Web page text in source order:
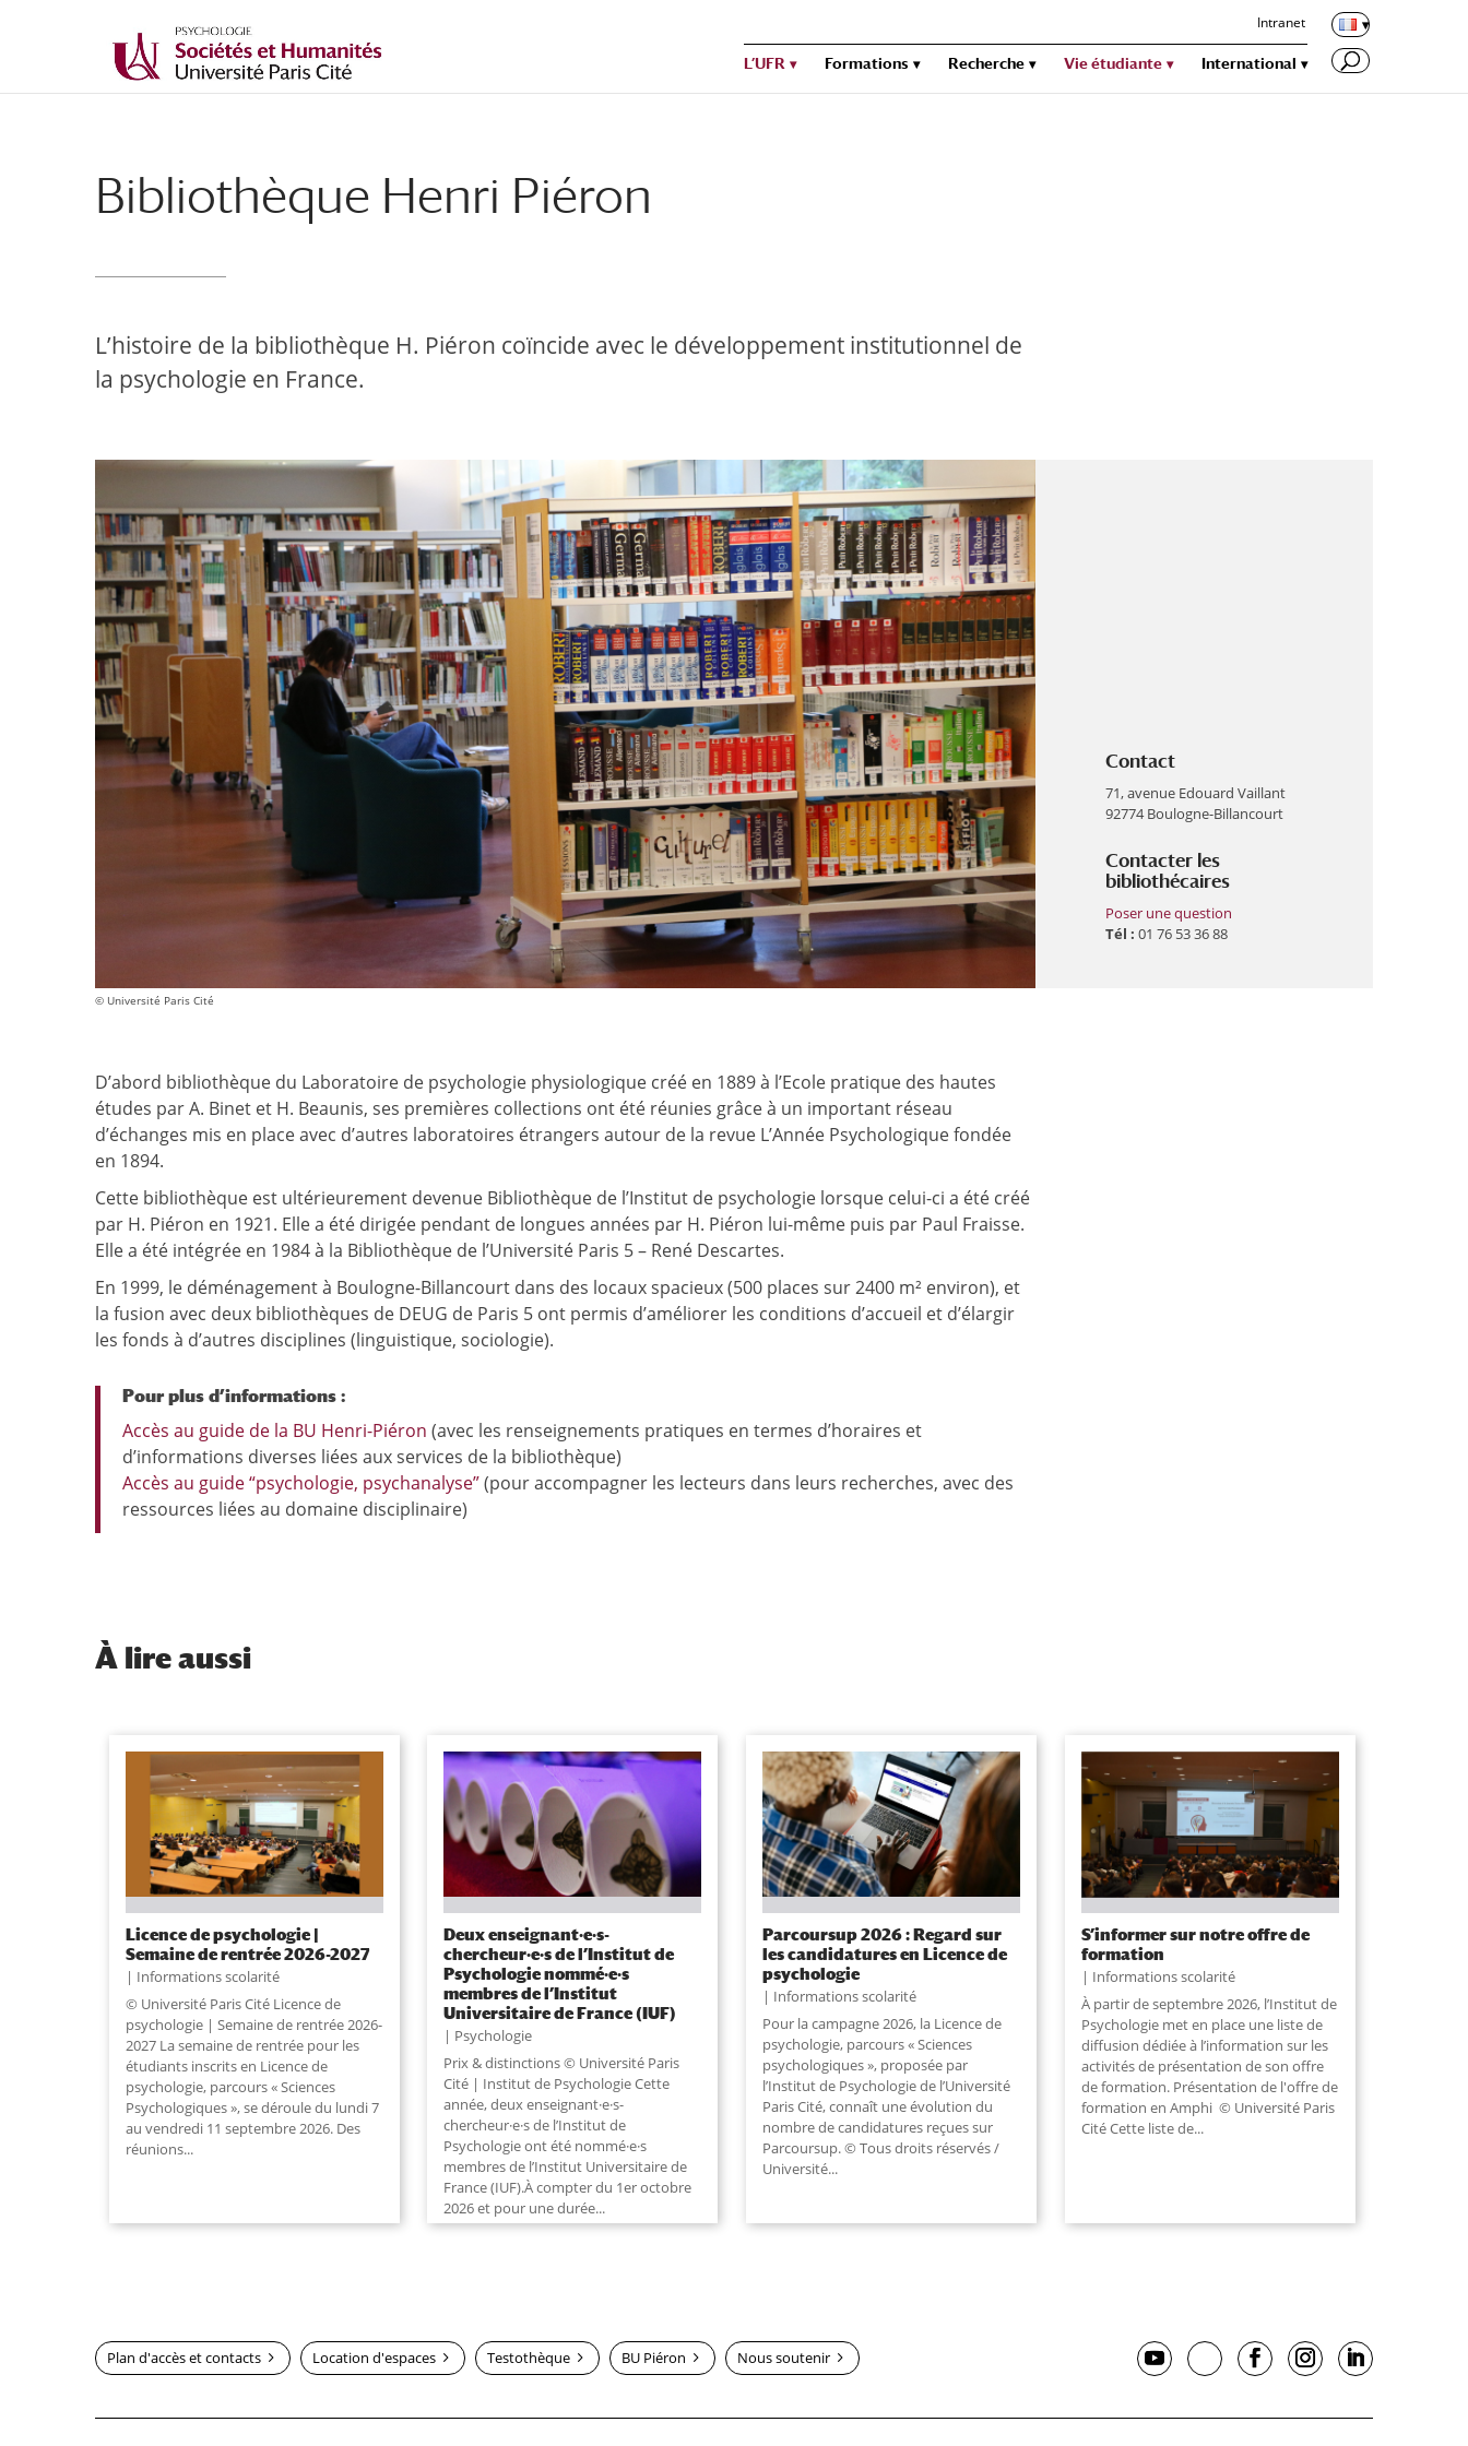
Intranet
L’UFR Formations Recherche Vie étudiante International
Bibliothèque Henri Piéron
L’histoire de la bibliothèque H. Piéron coïncide avec le développement institutionnel de
la psychologie en France.
Contact
71, avenue Edouard Vaillant
92774 Boulogne-Billancourt
Contacter les
bibliothécaires
Poser une question
Tél : 01 76 53 36 88
© Université Paris Cité
D’abord bibliothèque du Laboratoire de psychologie physiologique créé en 1889 à l’Ecole pratique des hautes
études par A. Binet et H. Beaunis, ses premières collections ont été réunies grâce à un important réseau
d’échanges mis en place avec d’autres laboratoires étrangers autour de la revue L’Année Psychologique fondée
en 1894.
Cette bibliothèque est ultérieurement devenue Bibliothèque de l’Institut de psychologie lorsque celui-ci a été créé
par H. Piéron en 1921. Elle a été dirigée pendant de longues années par H. Piéron lui-même puis par Paul Fraisse.
Elle a été intégrée en 1984 à la Bibliothèque de l’Université Paris 5 – René Descartes.
En 1999, le déménagement à Boulogne-Billancourt dans des locaux spacieux (500 places sur 2400 m² environ), et
la fusion avec deux bibliothèques de DEUG de Paris 5 ont permis d’améliorer les conditions d’accueil et d’élargir
les fonds à d’autres disciplines (linguistique, sociologie).
Pour plus d’informations :
Accès au guide de la BU Henri-Piéron (avec les renseignements pratiques en termes d’horaires et
d’informations diverses liées aux services de la bibliothèque)
Accès au guide “psychologie, psychanalyse”(pour accompagner les lecteurs dans leurs recherches, avec des
ressources liées au domaine disciplinaire)
À lire aussi
Licence de psychologie |
Semaine de rentrée 2026-2027
Informations scolarité
© Université Paris Cité Licence de
psychologie | Semaine de rentrée 2026-
2027 La semaine de rentrée pour les
étudiants inscrits en Licence de
psychologie, parcours « Sciences
Psychologiques », se déroule du lundi 7
au vendredi 11 septembre 2026. Des
réunions...
Deux enseignant·e·s-
chercheur·e·s de l’Institut de
Psychologie nommé·e·s
membres de l’Institut
Universitaire de France (IUF)
Psychologie
Prix & distinctions © Université Paris
Cité | Institut de Psychologie Cette
année, deux enseignant·e·s-
chercheur·e·s de l’Institut de
Psychologie ont été nommé·e·s
membres de l’Institut Universitaire de
France (IUF).À compter du 1er octobre
2026 et pour une durée...
Parcoursup 2026 : Regard sur
les candidatures en Licence de
psychologie
Informations scolarité
Pour la campagne 2026, la Licence de
psychologie, parcours « Sciences
psychologiques », proposée par
l’Institut de Psychologie de l’Université
Paris Cité, connaît une évolution du
nombre de candidatures reçues sur
Parcoursup. © Tous droits réservés /
Université...
S’informer sur notre offre de
formation
Informations scolarité
À partir de septembre 2026, l’Institut de
Psychologie met en place une liste de
diffusion dédiée à l’information sur les
activités de présentation de son offre
de formation. Présentation de l'offre de
formation en Amphi © Université Paris
Cité Cette liste de...
Plan d'accès et contacts Location d'espaces Testothèque BU Piéron Nous soutenir